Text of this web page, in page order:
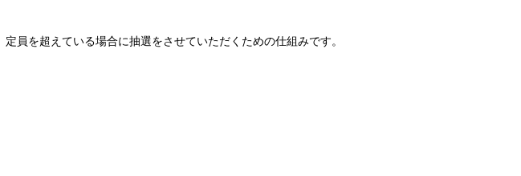
員を超えている場合に抽選をさせていただくための仕組みです。